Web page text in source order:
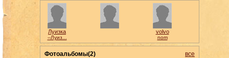
Луизка
--Луиз...
volvo
nom
Фотоальбомы(2) все